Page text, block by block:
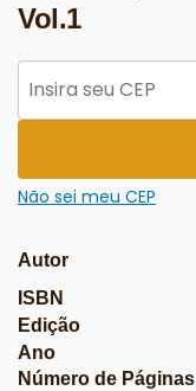
Vol.1
Não sei meu CEP
Autor
ISBN
Edição
Ano
Número de Páginas